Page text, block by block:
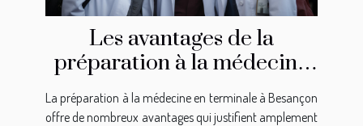
Les avantages de la
préparation à la médecine
en terminale à Besançon
La préparation à la médecine en terminale à Besançon
offre de nombreux avantages qui justifient amplement